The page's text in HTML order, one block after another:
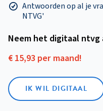
Antwoorden op al je
NTVG'
Neem het digitaal ntvg
€ 15,93 per maand!
IK WIL DIGITAAL